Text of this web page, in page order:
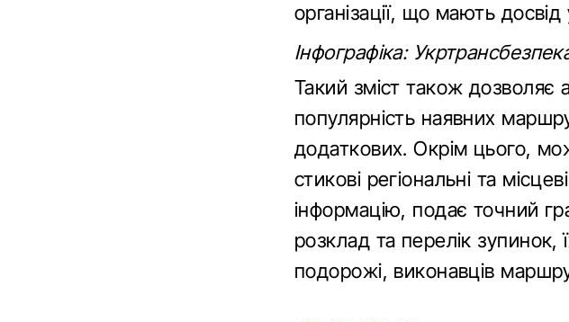
організації, що мають
Інфографіка:
Такий зміст також дозволяє
популярність наявних
додаткових. Окрім цього,
стикові регіональні та
інформацію, подає точний
розклад та перелік зупинок,
подорожі, виконавців